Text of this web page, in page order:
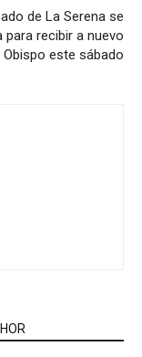
de La Serena se
para recibir a nuevo
Obispo este sábado